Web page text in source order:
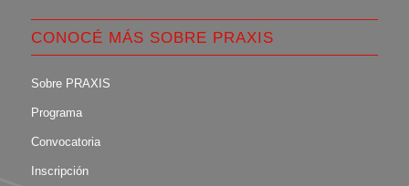
CONOCÉ MÁS SOBRE PRAXIS
Sobre PRAXIS
Programa
Convocatoria
Inscripción